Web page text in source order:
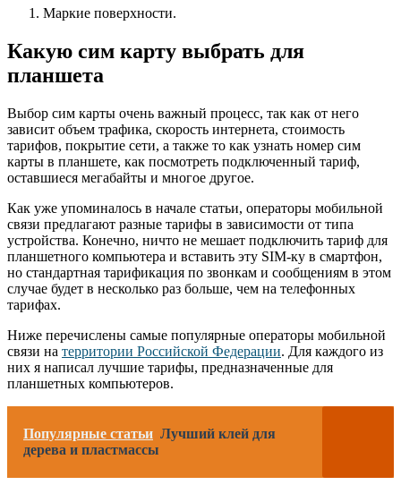
Маркие поверхности.
Какую сим карту выбрать для
планшета
Выбор сим карты очень важный процесс, так как от него
зависит объем трафика, скорость интернета, стоимость
тарифов, покрытие сети, а также то как узнать номер сим
карты в планшете, как посмотреть подключенный тариф,
оставшиеся мегабайты и многое другое.
Как уже упоминалось в начале статьи, операторы мобильной
связи предлагают разные тарифы в зависимости от типа
устройства. Конечно, ничто не мешает подключить тариф для
планшетного компьютера и вставить эту SIM-ку в смартфон,
но стандартная тарификация по звонкам и сообщениям в этом
случае будет в несколько раз больше, чем на телефонных
тарифах.
Ниже перечислены самые популярные операторы мобильной
связи на территории Российской Федерации. Для каждого из
них я написал лучшие тарифы, предназначенные для
планшетных компьютеров.
Популярные статьи Лучший клей для
дерева и пластмассы